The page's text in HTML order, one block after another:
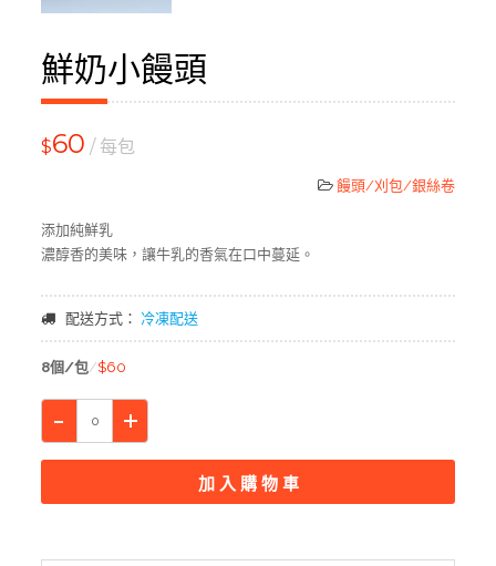
鮮奶小饅頭
$60 / 每包
饅頭/刈包/銀絲卷
添加純鮮乳
濃醇香的美味，讓牛乳的香氣在口中蔓延。
配送方式： 冷凍配送
8個/包 $60